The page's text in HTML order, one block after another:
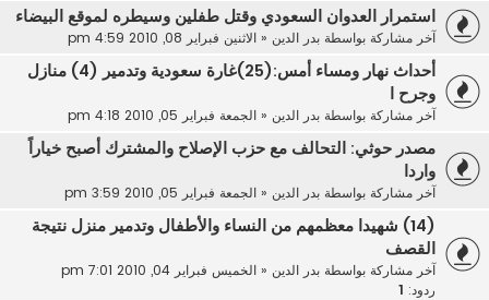
استمرار العدوان السعودي وقتل طفلين وسيطره لموقع البيضاء
آخر مشاركة بواسطة بدر الدين« الاثنين فبراير 08, 2010 4:59 pm
أحداث نهار ومساء أمس:(25)غارة سعودية وتدمير (4) منازل
وجرح ا
آخر مشاركة بواسطة بدر الدين« الجمعة فبراير 05, 2010 4:18 pm
مصدر حوثي: التحالف مع حزب الإصلاح والمشترك أصبح خياراً
واردا
آخر مشاركة بواسطة بدر الدين« الجمعة فبراير 05, 2010 3:59 pm
(14) شهيدا معظمهم من النساء والأطفال وتدمير منزل نتيجة
القصف
آخر مشاركة بواسطة بدر الدين« الخميس فبراير 04, 2010 7:01 pm
ردود: